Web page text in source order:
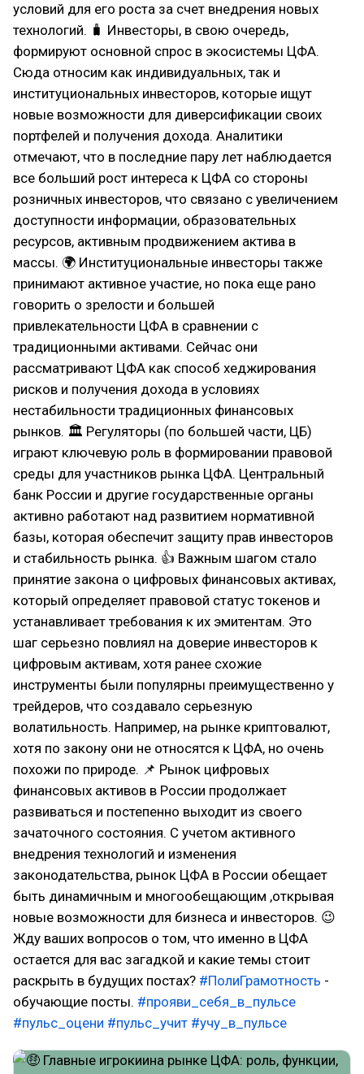
условий для его роста за счет внедрения новых
технологий. 🧳 Инвесторы, в свою очередь,
формируют основной спрос в экосистемы ЦФА.
Сюда относим как индивидуальных, так и
институциональных инвесторов, которые ищут
новые возможности для диверсификации своих
портфелей и получения дохода. Аналитики
отмечают, что в последние пару лет наблюдается
все больший рост интереса к ЦФА со стороны
розничных инвесторов, что связано с увеличением
доступности информации, образовательных
ресурсов, активным продвижением актива в
массы. 🌍 Институциональные инвесторы также
принимают активное участие, но пока еще рано
говорить о зрелости и большей
привлекательности ЦФА в сравнении с
традиционными активами. Сейчас они
рассматривают ЦФА как способ хеджирования
рисков и получения дохода в условиях
нестабильности традиционных финансовых
рынков. 🏛 Регуляторы (по большей части, ЦБ)
играют ключевую роль в формировании правовой
среды для участников рынка ЦФА. Центральный
банк России и другие государственные органы
активно работают над развитием нормативной
базы, которая обеспечит защиту прав инвесторов
и стабильность рынка. 👍 Важным шагом стало
принятие закона о цифровых финансовых активах,
который определяет правовой статус токенов и
устанавливает требования к их эмитентам. Это
шаг серьезно повлиял на доверие инвесторов к
цифровым активам, хотя ранее схожие
инструменты были популярны преимущественно у
трейдеров, что создавало серьезную
волатильность. Например, на рынке криптовалют,
хотя по закону они не относятся к ЦФА, но очень
похожи по природе. 📌 Рынок цифровых
финансовых активов в России продолжает
развиваться и постепенно выходит из своего
зачаточного состояния. С учетом активного
внедрения технологий и изменения
законодательства, рынок ЦФА в России обещает
быть динамичным и многообещающим ,открывая
новые возможности для бизнеса и инвесторов. 😉
Жду ваших вопросов о том, что именно в ЦФА
остается для вас загадкой и какие темы стоит
раскрыть в будущих постах? #ПолиГрамотность -
обучающие посты. #прояви_себя_в_пульсе
#пульс_оцени #пульс_учит #учу_в_пульсе